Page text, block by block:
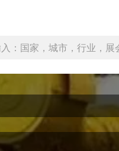
：国家，城市，行业，展